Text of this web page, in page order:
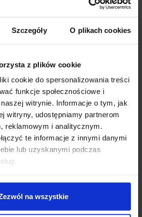
Szczegóły O plikach cookies
z plików cookie
cookie do spersonalizowania treści
funkcje społecznościowe i
witrynie. Informacje o tym, jak
witryny, udostępniamy partnerom
reklamowym i analitycznym.
te informacje z innymi danymi
lub uzyskanymi podczas
na wszystkie
lub potrzebujesz pomocy, zadzwoń
od 8:00 do 18:00,
od 8:00 do 22:00.